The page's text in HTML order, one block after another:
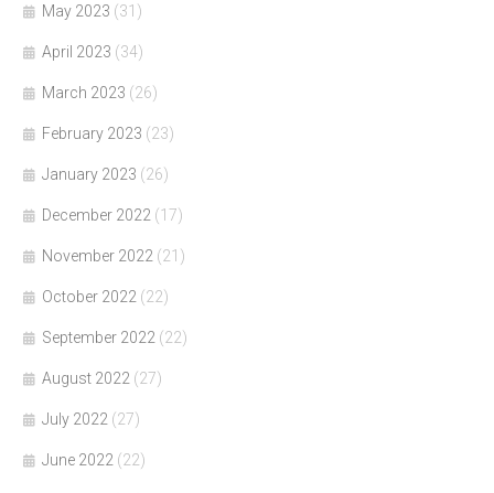
May 2023 (31)
April 2023 (34)
March 2023 (26)
February 2023 (23)
January 2023 (26)
December 2022 (17)
November 2022 (21)
October 2022 (22)
September 2022 (22)
August 2022 (27)
July 2022 (27)
June 2022 (22)